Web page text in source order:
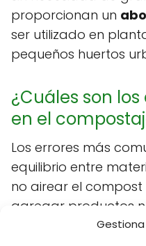
proporcionan un
ser utilizado en
pequeños huertos
¿Cuáles son
en el
Los errores más
equilibrio entre
no airear el
agregar productos
compostaje, como